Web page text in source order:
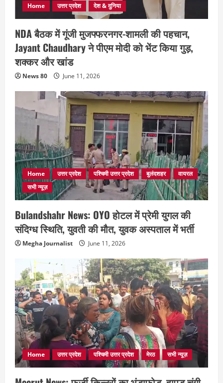
Home उत्तर प्रदेश देश & दुनिया
NDA बैठक में गूंजी मुजफ्फरनगर-शामली की पहचान,
Jayant Chaudhary ने पीएम मोदी को भेंट किया गुड़,
शक्कर और खांड
News 80 June 11, 2026
Home उत्तर प्रदेश पश्चिमी उत्तर प्रदेश बुलंदशहर
वायरल
सभी न्यूज़
Bulandshahr News: OYO होटल में प्रेमी युगल की
संदिग्ध स्थिति, युवती की मौत, युवक अस्पताल में भर्ती
Megha Journalist June 11, 2026
Home उत्तर प्रदेश पश्चिमी उत्तर प्रदेश मेरठ सभी न्यूज़